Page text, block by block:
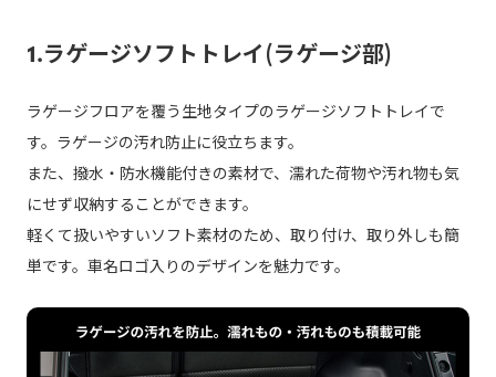
1.ラゲージソフトトレイ(ラゲージ部)
ラゲージフロアを覆う生地タイプのラゲージソフトトレイで
す。ラゲージの汚れ防止に役立ちます。
また、撥水・防水機能付きの素材で、濡れた荷物や汚れ物も気
にせず収納することができます。
軽くて扱いやすいソフト素材のため、取り付け、取り外しも簡
単です。車名ロゴ入りのデザインを魅力です。